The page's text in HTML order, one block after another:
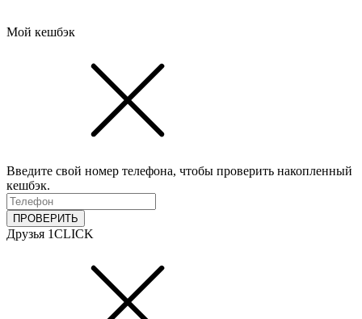
Мой кешбэк
Введите свой номер телефона, чтобы проверить накопленный
кешбэк.
ПРОВЕРИТЬ
Друзья 1CLICK